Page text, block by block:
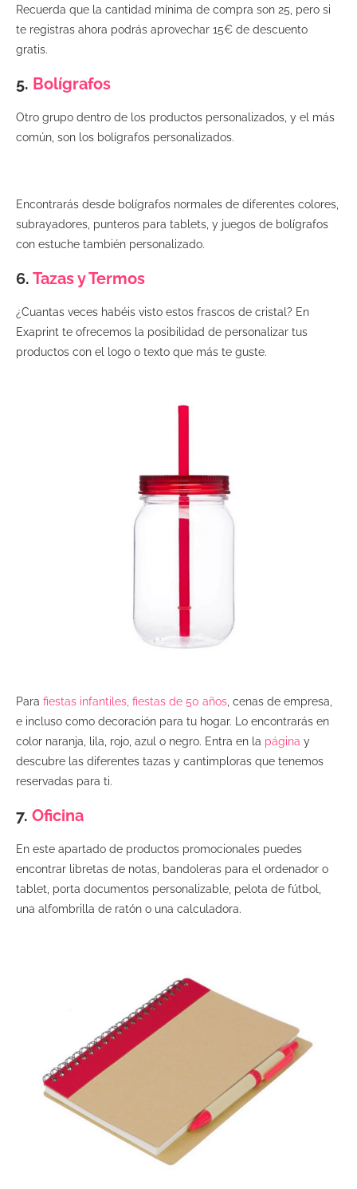
Recuerda que la cantidad mínima de compra son 25, pero si
te registras ahora podrás aprovechar 15€ de descuento
gratis.
5. Bolígrafos
Otro grupo dentro de los productos personalizados, y el más
común, son los bolígrafos personalizados.
Encontrarás desde bolígrafos normales de diferentes colores,
subrayadores, punteros para tablets, y juegos de bolígrafos
con estuche también personalizado.
6. Tazas y Termos
¿Cuantas veces habéis visto estos frascos de cristal? En
Exaprint te ofrecemos la posibilidad de personalizar tus
productos con el logo o texto que más te guste.
Para fiestas infantiles, fiestas de 50 años , cenas de empresa,
e incluso como decoración para tu hogar. Lo encontrarás en
color naranja, lila, rojo, azul o negro. Entra en la página y
descubre las diferentes tazas y cantimploras que tenemos
reservadas para ti.
7. Oficina
En este apartado de productos promocionales puedes
encontrar libretas de notas, bandoleras para el ordenador o
tablet, porta documentos personalizable, pelota de fútbol,
una alfombrilla de ratón o una calculadora.